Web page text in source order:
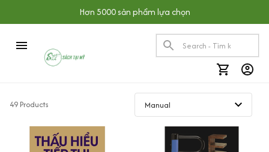
Hơn 5000 sản phẩm lựa chọn
49 Products